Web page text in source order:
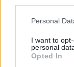
Please note that
not limited to
grant or deny
use your data
Personal
I want to
personal
Opted In
Roberto Capelli · 8